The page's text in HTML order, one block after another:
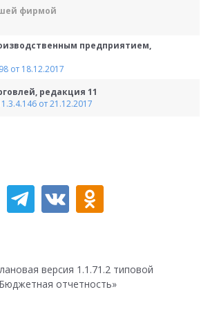
фирмой
предприятием,
от 18.12.2017
редакция 11
от 21.12.2017
версия 1.1.71.2 типовой
отчетность»